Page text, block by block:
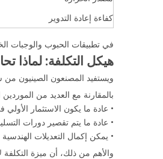
كفاءة إعادة التدوير
في تطبيقات الحبوب والوجبات الخفيفة، يتم التحكم في
هيكل التكلفة: لماذا
ويستفيد المصنعون الصينيون من
بالمقارنة مع العديد من الموردين
• عادة ما يكون الاستثمار الأولي في
• عادة ما يتم تقصير دورات التسليم إلى
• يمكن إكمال التعديلات
والأهم من ذلك، أن ميزة